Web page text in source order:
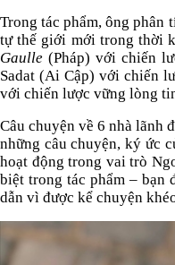
Trong tác phẩm, ông phân
tự thế giới mới trong thời
Gaulle (Pháp) với chiến
Sadat (Ai Cập) với chiến
với chiến lược vững lòng
Câu chuyện về 6 nhà lãnh
những câu chuyện, ký ức
hoạt động trong vai trò
biệt trong tác phẩm – bạn
dẫn vì được kể chuyện